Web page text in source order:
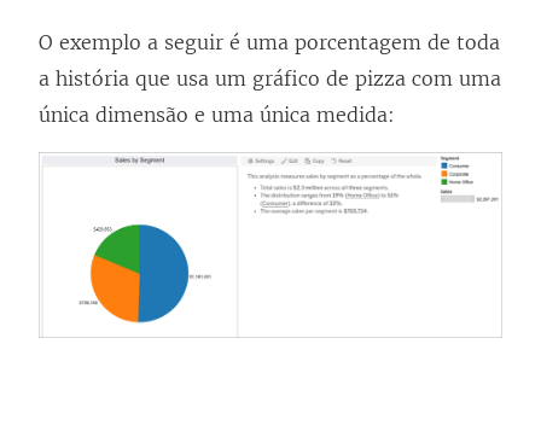
O exemplo a seguir é uma porcentagem de toda
a história que usa um gráfico de pizza com uma
única dimensão e uma única medida: